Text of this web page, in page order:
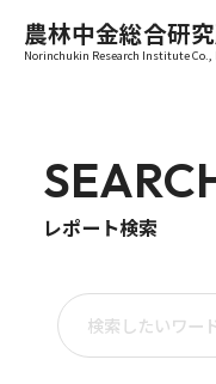
農林中金総合研
Norinchukin Research Institute Co.,
レポート検索